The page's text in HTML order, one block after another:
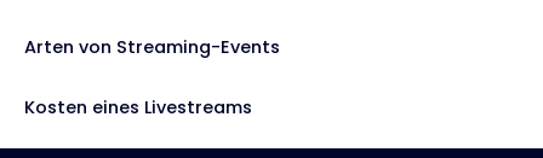
Arten von Streaming-Events
Kosten eines Livestreams